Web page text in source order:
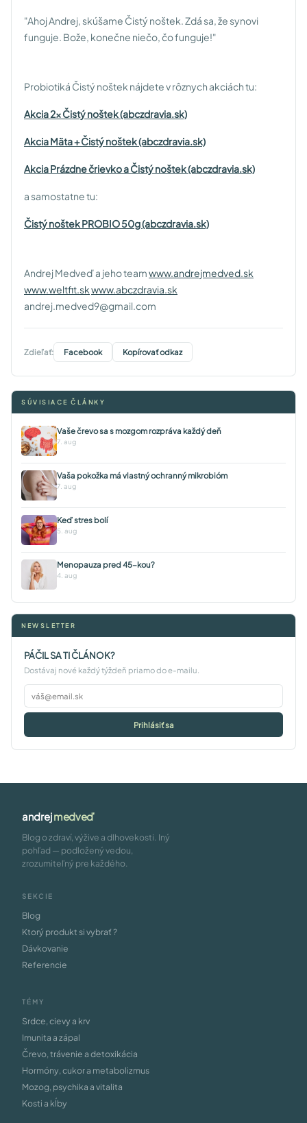
"Ahoj Andrej, skúšame Čistý noštek. Zdá sa, že synovi
funguje. Bože, konečne niečo, čo funguje!"
Probiotiká Čistý noštek nájdete v rôznych akciách tu:
Akcia 2x Čistý noštek (abczdravia.sk)
Akcia Mäta + Čistý noštek (abczdravia.sk)
Akcia Prázdne črievko a Čistý noštek (abczdravia.sk)
a samostatne tu:
Čistý noštek PROBIO 50g (abczdravia.sk)
Andrej Medveď a jeho teamwww.andrejmedved.sk
www.weltfit.skwww.abczdravia.sk
andrej.medved9@gmail.com
Zdieľať: Facebook Kopírovať odkaz
SÚVISIACE ČLÁNKY
Vaše črevo sa s mozgom rozpráva každý deň
7. aug
Vaša pokožka má vlastný ochranný mikrobióm
7. aug
Keď stres bolí
5. aug
Menopauza pred 45-kou?
4. aug
NEWSLETTER
PÁČIL SA TI ČLÁNOK?
Dostávaj nové každý týždeň priamo do e-mailu.
Prihlásiť sa
andrejmedveď
Blog o zdraví, výžive a dlhovekosti. Iný
pohľad — podložený vedou,
zrozumiteľný pre každého.
SEKCIE
Blog
Ktorý produkt si vybrať ?
Dávkovanie
Referencie
TÉMY
Srdce, cievy a krv
Imunita a zápal
Črevo, trávenie a detoxikácia
Hormóny, cukor a metabolizmus
Mozog, psychika a vitalita
Kosti a kĺby